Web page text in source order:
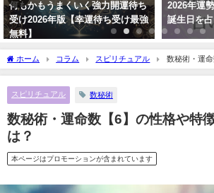
もかもうまくいく強力開運待ち
け2026年版【幸運待ち受け最強
料】
2026年運勢ラ
誕生日を占い
ホーム コラム スピリチュアル
数秘術・運命
愛傾向とは？
スピリチュアル 数秘術
数秘術・運命数【6】の性格や特
は？
本ページはプロモーションが含まれています